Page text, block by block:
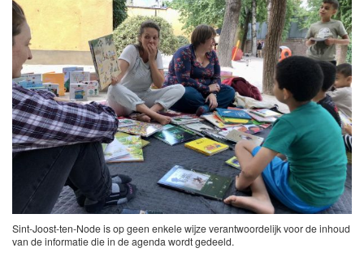
Sint-Joost-ten-Node is op geen enkele wijze verantwoordelijk voor de inhoud
van de informatie die in de agenda wordt gedeeld.